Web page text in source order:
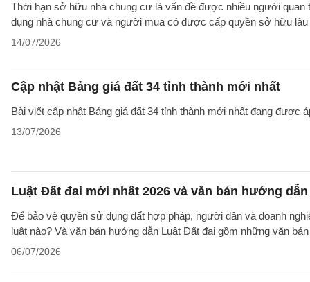
Thời hạn sở hữu nhà chung cư là vấn đề được nhiều người quan
dụng nhà chung cư và người mua có được cấp quyền sở hữu
14/07/2026
Cập nhật Bảng giá đất 34 tỉnh thành mới nhất
Bài viết cập nhật Bảng giá đất 34 tỉnh thành mới nhất đang được
13/07/2026
Luật Đất đai mới nhất 2026 và văn bản hướng
Để bảo vệ quyền sử dụng đất hợp pháp, người dân và doanh
luật nào? Và văn bản hướng dẫn Luật Đất đai gồm những văn
06/07/2026